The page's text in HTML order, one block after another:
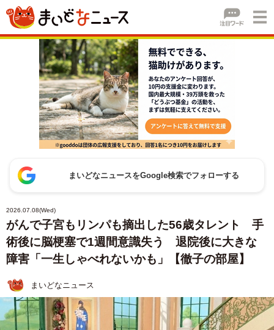
まいどなニュースをGoogle検索でフォローする
2026.07.08(Wed)
がんで子宮もリンパも摘出した56歳タレント 手
術後に脳梗塞で1週間意識失う 退院後に大きな
障害「一生しゃべれないかも」【徹子の部屋】
まいどなニュース